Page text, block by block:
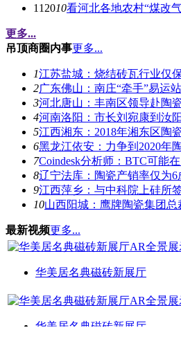
112010看河北各地农村“煤改
更多...
吊顶商圈内事更多...
1江苏盐城：烧结砖瓦行业仅
2广东佛山：南庄“牵手”易运
3河北唐山：丰南区领导赴陶
4河南洛阳：市长刘宛康到汝
5江西湘东：2018年湘东区陶
6黑龙江依安：力争到2020年
7Coindesk分析师：BTC可能
8辽宁法库：陶瓷产销率仅为6
9江西萍乡：与中科院上硅所
10山西阳城：鹰牌陶瓷集团
最新视频更多...
华美居名典磁砖新展厅
华美居名典磁砖新展厅